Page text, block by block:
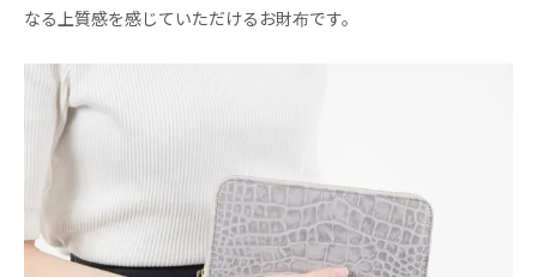
なる上質感を感じていただけるお財布です。